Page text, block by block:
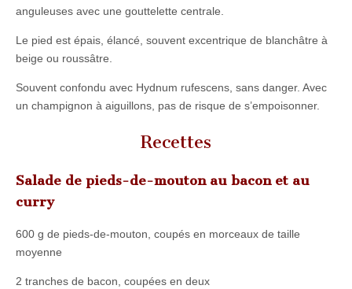
anguleuses avec une gouttelette centrale.
Le pied est épais, élancé, souvent excentrique de blanchâtre à
beige ou roussâtre.
Souvent confondu avec Hydnum rufescens, sans danger. Avec
un champignon à aiguillons, pas de risque de s’empoisonner.
Recettes
Salade de pieds-de-mouton au bacon et au
curry
600 g de pieds-de-mouton, coupés en morceaux de taille
moyenne
2 tranches de bacon, coupées en deux